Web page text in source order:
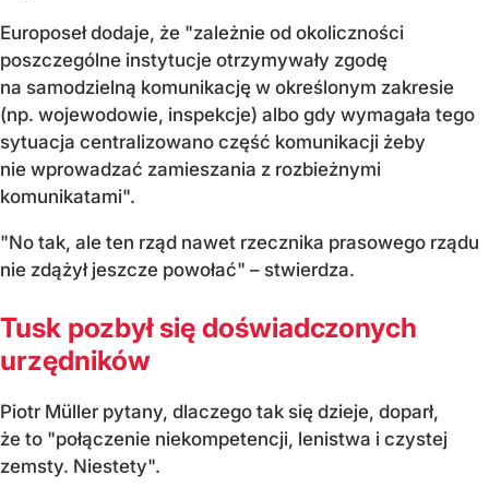
Europoseł dodaje, że "zależnie od okoliczności
poszczególne instytucje otrzymywały zgodę
na samodzielną komunikację w określonym zakresie
(np. wojewodowie, inspekcje) albo gdy wymagała tego
sytuacja centralizowano część komunikacji żeby
nie wprowadzać zamieszania z rozbieżnymi
komunikatami".
"No tak, ale ten rząd nawet rzecznika prasowego rządu
nie zdążył jeszcze powołać" – stwierdza.
Tusk pozbył się doświadczonych
urzędników
Piotr Müller pytany, dlaczego tak się dzieje, doparł,
że to "połączenie niekompetencji, lenistwa i czystej
zemsty. Niestety".